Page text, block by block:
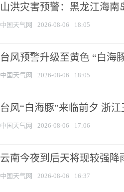
山洪灾害预警：黑龙江海
中国天气网 2026-08-06 18:05
台风预警升级至黄色 “白海
中国天气网 2026-08-06 18:05
台风“白海豚”来临前夕 浙
中国天气网 2026-08-06 17:06
云南今夜到后天将现较强降
中国天气网 2026-08-06 16:37